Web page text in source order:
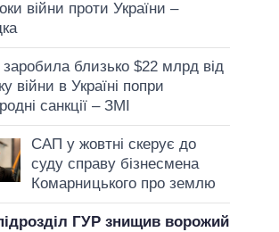
війни проти України –
близько $22 млрд від
війни в Україні попри
санкції – ЗМІ
САП у жовтні скерує до
суду справу бізнесмена
Комарницького про землю
ГУР знищив ворожий